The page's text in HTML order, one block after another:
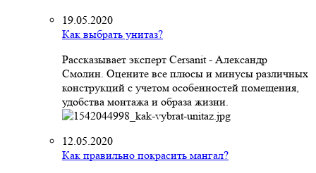
19.05.2020
Как выбрать унитаз?
Рассказывает эксперт Cersanit - Александр
Смолин. Оцените все плюсы и минусы различных
конструкций с учетом особенностей помещения,
удобства монтажа и образа жизни.
12.05.2020
Как правильно покрасить мангал?